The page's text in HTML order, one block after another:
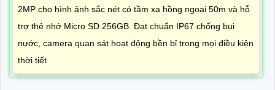
2MP cho hình ảnh sắc nét có tầm xa hồng ngoại 50m và hỗ
trợ thẻ nhớ Micro SD 256GB. Đạt chuẩn IP67 chống bụi
nước, camera quan sát hoạt động bền bỉ trong mọi điều kiện
thời tiết